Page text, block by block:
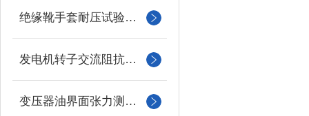
绝缘靴手套耐压试验装置
发电机转子交流阻抗测试仪
变压器油界面张力测试仪